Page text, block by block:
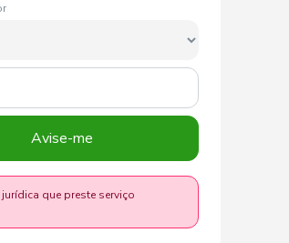
Avise-me
que preste serviço